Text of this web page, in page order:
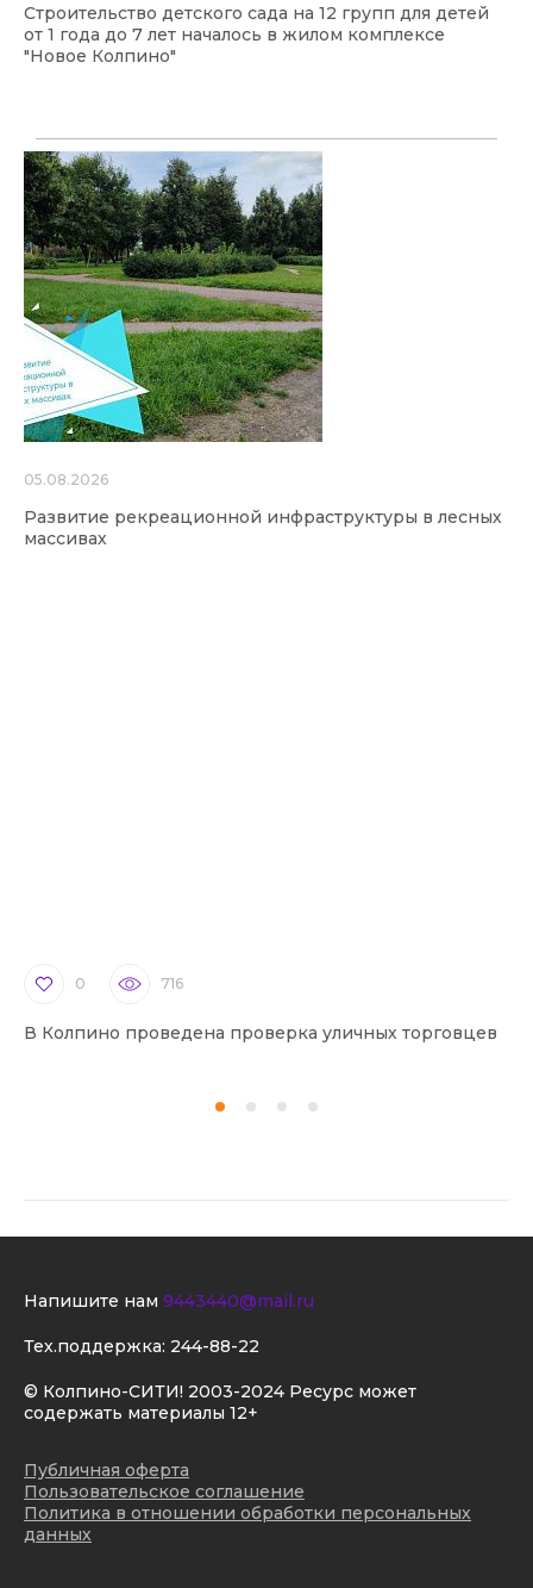
Строительство детского сада на 12 групп для детей
от 1 года до 7 лет началось в жилом комплексе
"Новое Колпино"
05.08.2026
Развитие рекреационной инфраструктуры в лесных
массивах
0 716
В Колпино проведена проверка уличных торговцев
© Колпино-СИТИ! 2003-2024 Ресурс может
содержать материалы 12+
Публичная оферта
Пользовательское соглашение
Политика в отношении обработки персональных
данных
Напишите нам 9443440@mail.ru
Тех.поддержка: 244-88-22